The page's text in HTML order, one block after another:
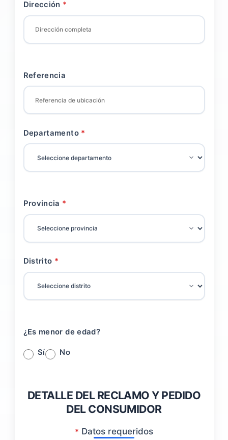
Dirección
Referencia
Departamento
Provincia
Distrito
¿Es menor de edad?
Sí No
DETALLE DEL RECLAMO Y PEDIDO
DEL CONSUMIDOR
* Datos requeridos